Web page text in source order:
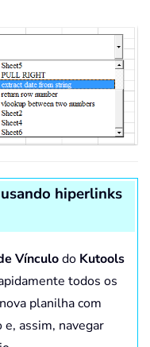
hiperlinks
Vínculodo Kutools
todos os
planilha com
assim, navegar